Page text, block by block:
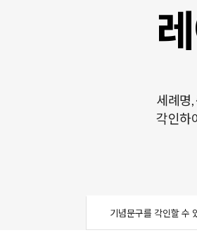
가정
세례명,
각인하
고객
하나
한국
가정
세례명,
각인하
기념문구를 각인할 수